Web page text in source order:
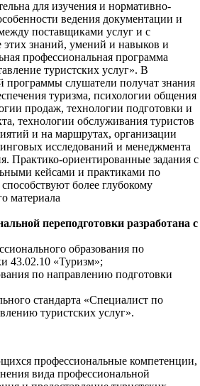
для изучения и нормативно-
ведения документации и
поставщиками услуг и с
знаний, умений и навыков и
профессиональная программа
туристских услуг». В
программы слушатели получат знания
туризма, психологии общения
продаж, технологии подготовки и
технологии обслуживания туристов
и на маршрутах, организации
исследований и менеджмента
Практико-ориентированные задания с
кейсами и практиками по
более глубокому
материала
переподготовки разработана с
образования по
43.02.10 «Туризм»;
по направлению подготовки
стандарта «Специалист по
туристских услуг».
профессиональные компетенции,
вида профессиональной